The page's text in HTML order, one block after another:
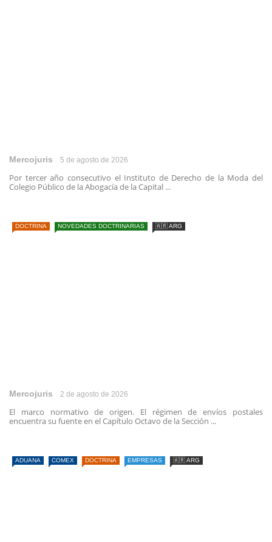
Mercojuris 5 de agosto de 2026
Por tercer año consecutivo el Instituto de Derecho de la Moda del
Colegio Público de la Abogacía de la Capital ...
DOCTRINA NOVEDADES DOCTRINARIAS 🇦🇷 ARG
Mercojuris 2 de agosto de 2026
El marco normativo de origen. El régimen de envíos postales
encuentra su fuente en el Capítulo Octavo de la Sección ...
ADUANA COMEX DOCTRINA EMPRESAS 🇦🇷 ARG